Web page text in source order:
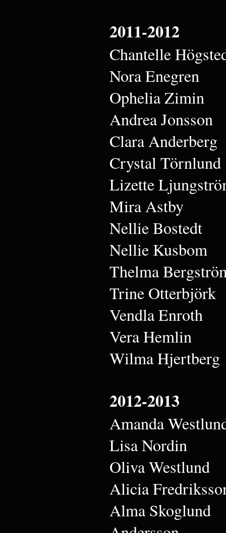
2011-2012
Chantelle
Nora Enegren
Ophelia Zimin
Andrea Jonsson
Clara Anderberg
Crystal Törnlund
Lizette
Mira Astby
Nellie Bostedt
Nellie Kusbom
Thelma
Trine Otterbjörk
Vendla Enroth
Vera Hemlin
Wilma Hjertberg
2012-2013
Amanda
Lisa Nordin
Oliva Westlund
Alicia
Alma Skoglund